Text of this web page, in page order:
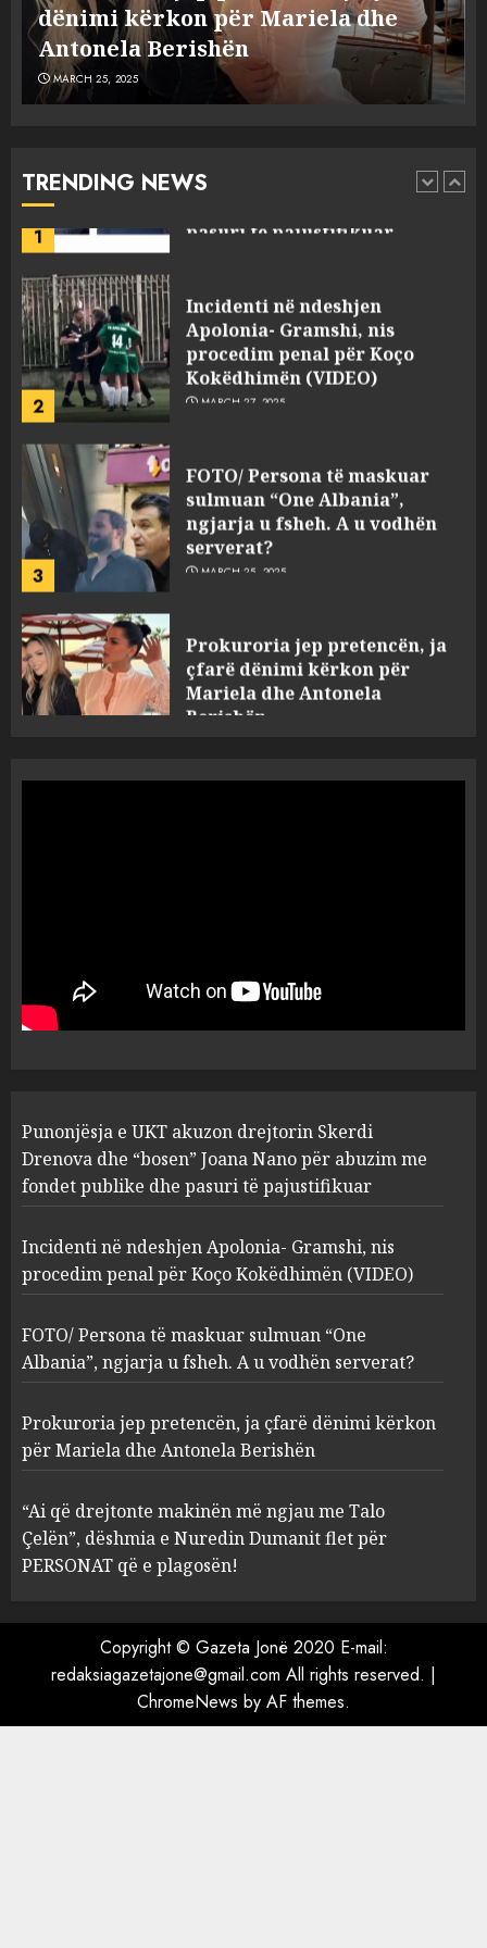
dënimi kërkon për Mariela dhe
Antonela Berishën
MARCH 25, 2025
TRENDING NEWS
5
plagosën!
MARCH 25, 2025
1
Punonjësja e UKT akuzon
pasuri të pajustifikuar
2
procedim penal për Koço
Kokëdhimën (VIDEO)
MARCH 27, 2025
3
ngjarja u fsheh. A u vodhën
serverat?
MARCH 25, 2025
4
Mariela dhe Antonela
Berishën
MARCH 25, 2025
1
“bosen” Joana Nano për
abuzim me fondet publike dhe
pasuri të pajustifikuar
2
Apolonia- Gramshi, nis
procedim penal për Koço
Kokëdhimën (VIDEO)
MARCH 27, 2025
3
FOTO/ Persona të maskuar
sulmuan “One Albania”,
ngjarja u fsheh. A u vodhën
serverat?
MARCH 25, 2025
4
Prokuroria jep pretencën, ja
çfarë dënimi kërkon për
Berishën
MARCH 25, 2025
ngjau me Talo Çelën”,
dëshmia e Nuredin Dumanit
flet për PERSONAT që e
plagosën!
Punonjësja e UKT akuzon drejtorin Skerdi
Drenova dhe “bosen” Joana Nano për abuzim me
fondet publike dhe pasuri të pajustifikuar
Incidenti në ndeshjen Apolonia- Gramshi, nis
procedim penal për Koço Kokëdhimën (VIDEO)
FOTO/ Persona të maskuar sulmuan “One
Albania”, ngjarja u fsheh. A u vodhën serverat?
Prokuroria jep pretencën, ja çfarë dënimi kërkon
për Mariela dhe Antonela Berishën
“Ai që drejtonte makinën më ngjau me Talo
Çelën”, dëshmia e Nuredin Dumanit flet për
PERSONAT që e plagosën!
Copyright © Gazeta Jonë 2020 E-mail:
redaksiagazetajone@gmail.com All rights reserved. |
ChromeNews by AF themes.